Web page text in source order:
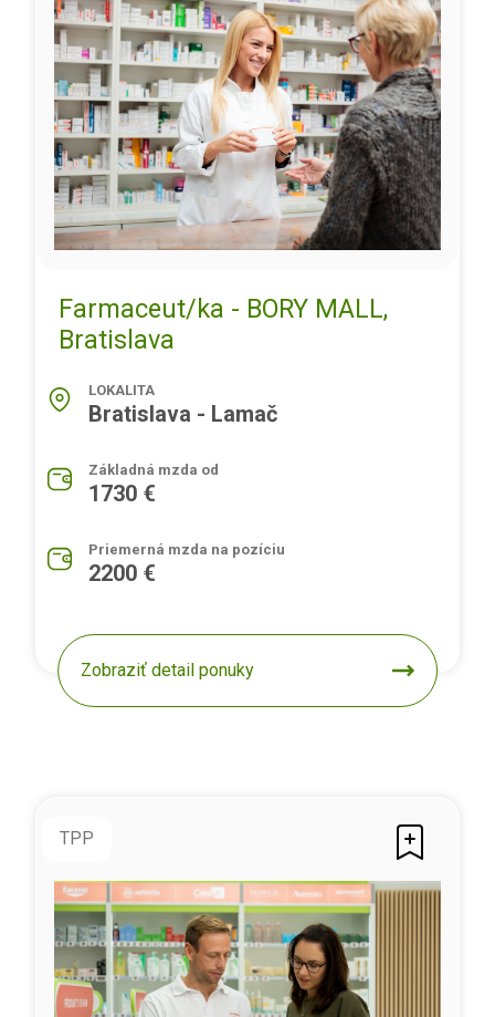
Farmaceut/ka - BORY MALL,
Bratislava
LOKALITA
Bratislava - Lamač
Základná mzda od
1730 €
Priemerná mzda na pozíciu
2200 €
Zobraziť detail ponuky
TPP